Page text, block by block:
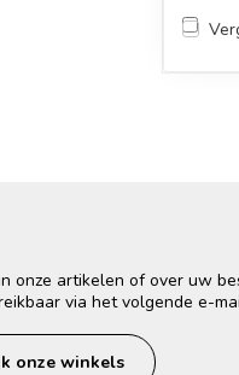
onze artikelen of over uw
via het volgende e-
onze winkels